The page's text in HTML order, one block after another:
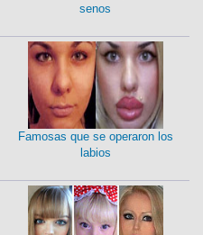
senos
Famosas que se operaron los
labios